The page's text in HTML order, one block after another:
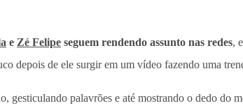
e Zé Felipe seguem rendendo assunto nas redes,
depois de ele surgir em um vídeo fazendo uma
palavrões e até mostrando o dedo do